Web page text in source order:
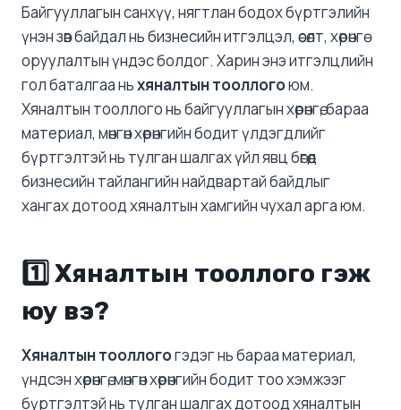
Байгууллагын санхүү, нягтлан бодох бүртгэлийн
үнэн зөв байдал нь бизнесийн итгэлцэл, өсөлт, хөрөнгө
оруулалтын үндэс болдог. Харин энэ итгэлцлийн
гол баталгаа ньхяналтын тооллогоюм.
Хяналтын тооллого нь байгууллагын хөрөнгө, бараа
материал, мөнгөн хөрөнгийн бодит үлдэгдлийг
бүртгэлтэй нь тулган шалгах үйл явц бөгөөд
бизнесийн тайлангийн найдвартай байдлыг
хангах дотоод хяналтын хамгийн чухал арга юм.
1️⃣ Хяналтын тооллого гэж
юу вэ?
Хяналтын тооллогогэдэг нь бараа материал,
үндсэн хөрөнгө, мөнгөн хөрөнгийн бодит тоо хэмжээг
бүртгэлтэй нь тулган шалгах дотоод хяналтын